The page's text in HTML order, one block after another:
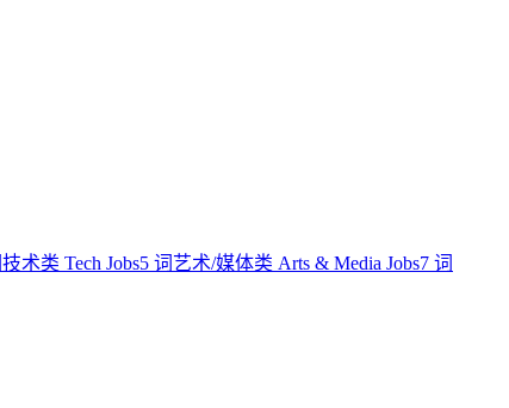
技术类 Tech Jobs5 词 艺术/媒体类 Arts & Media Jobs7 词